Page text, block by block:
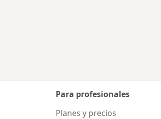
Para profesionales
Planes y precios